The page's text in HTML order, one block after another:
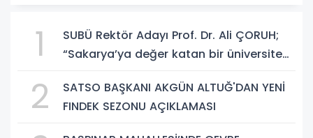
1
SUBÜ Rektör Adayı Prof. Dr. Ali ÇORUH;
“Sakarya’ya değer katan bir üniversite
2
SATSO BAŞKANI AKGÜN ALTUĞ'DAN YENİ
FINDEK SEZONU AÇIKLAMASI